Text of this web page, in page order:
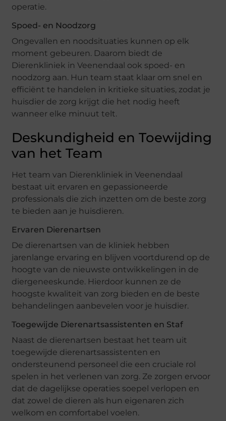
operatie.
Spoed- en Noodzorg
Ongevallen en noodsituaties kunnen op elk
moment gebeuren. Daarom biedt de
Dierenkliniek in Veenendaal ook spoed- en
noodzorg aan. Hun team staat klaar om snel en
efficiënt te handelen in kritieke situaties, zodat je
huisdier de zorg krijgt die het nodig heeft
wanneer elke minuut telt.
Deskundigheid en Toewijding
van het Team
Het team van Dierenkliniek in Veenendaal
bestaat uit ervaren en gepassioneerde
professionals die zich inzetten om de beste zorg
te bieden aan je huisdieren.
Ervaren Dierenartsen
De dierenartsen van de kliniek hebben
jarenlange ervaring en blijven voortdurend op de
hoogte van de nieuwste ontwikkelingen in de
diergeneeskunde. Hierdoor kunnen ze de
hoogste kwaliteit van zorg bieden en de beste
behandelingen aanbevelen voor je huisdier.
Toegewijde Dierenartsassistenten en Staf
Naast de dierenartsen bestaat het team uit
toegewijde dierenartsassistenten en
ondersteunend personeel die een cruciale rol
spelen in het verlenen van zorg. Ze zorgen ervoor
dat de dagelijkse operaties soepel verlopen en
dat zowel de dieren als hun eigenaren zich
welkom en comfortabel voelen.